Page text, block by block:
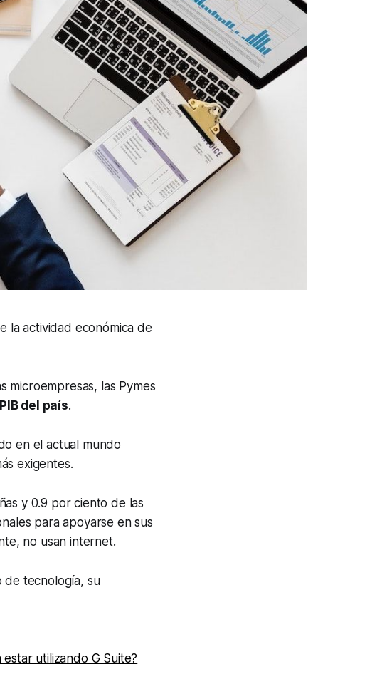
la actividad económica de
microempresas, las Pymes
del país.
en el actual mundo
exigentes.
y 0.9 por ciento de las
para apoyarse en sus
no usan internet.
de tecnología, su
utilizando G Suite?